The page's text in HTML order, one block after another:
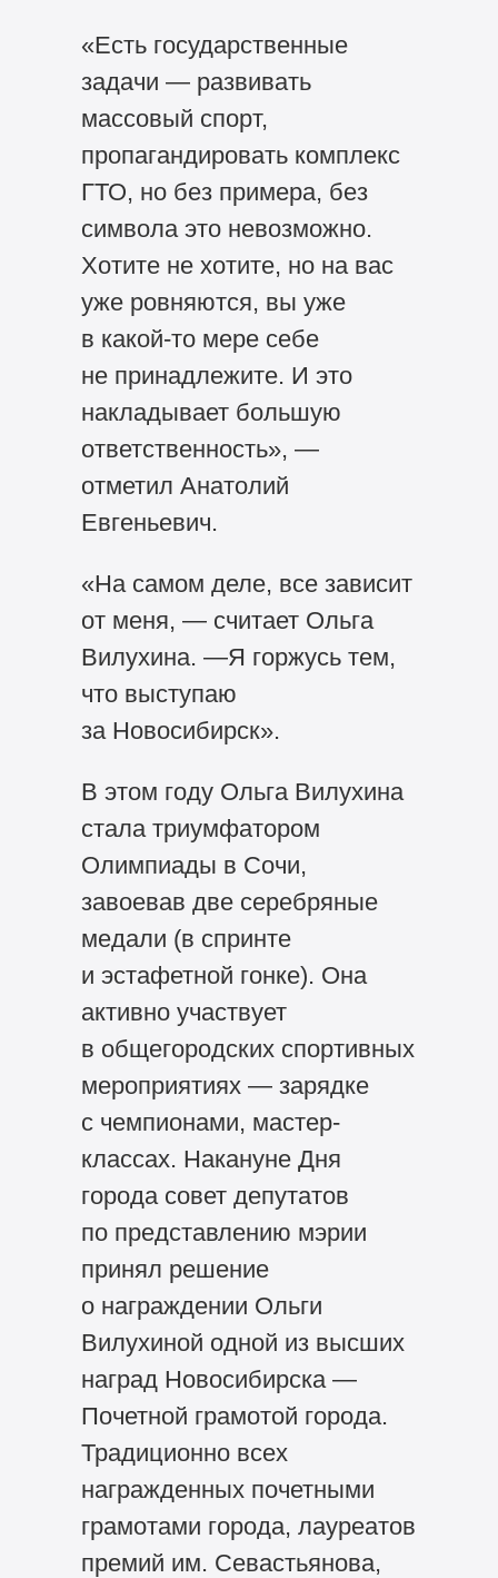
«Есть государственные
задачи — развивать
массовый спорт,
пропагандировать комплекс
ГТО, но без примера, без
символа это невозможно.
Хотите не хотите, но на вас
уже ровняются, вы уже
в какой-то мере себе
не принадлежите. И это
накладывает большую
ответственность», —
отметил Анатолий
Евгеньевич.
«На самом деле, все зависит
от меня, — считает Ольга
Вилухина. —Я горжусь тем,
что выступаю
за Новосибирск».
В этом году Ольга Вилухина
стала триумфатором
Олимпиады в Сочи,
завоевав две серебряные
медали (в спринте
и эстафетной гонке). Она
активно участвует
в общегородских спортивных
мероприятиях — зарядке
с чемпионами, мастер-
классах. Накануне Дня
города совет депутатов
по представлению мэрии
принял решение
о награждении Ольги
Вилухиной одной из высших
наград Новосибирска —
Почетной грамотой города.
Традиционно всех
награжденных почетными
грамотами города, лауреатов
премий им. Севастьянова,